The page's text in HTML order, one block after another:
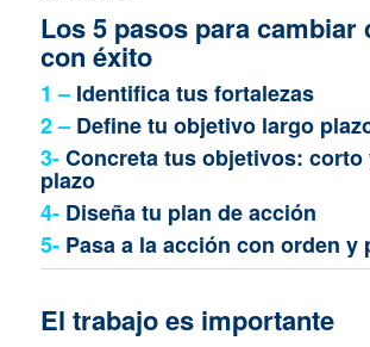
Los 5 pasos para cambiar
con éxito
1 – Identifica tus fortalezas
2 – Define tu objetivo largo
3- Concreta tus objetivos: corto
plazo
4- Diseña tu plan de acción
5- Pasa a la acción con orden y
El trabajo es importante